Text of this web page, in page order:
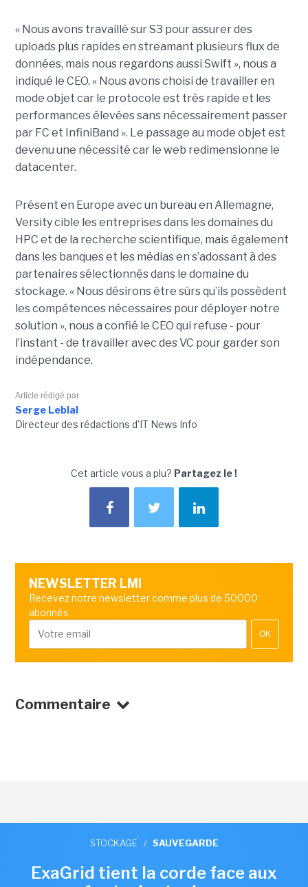
« Nous avons travaillé sur S3 pour assurer des
uploads plus rapides en streamant plusieurs flux de
données, mais nous regardons aussi Swift », nous a
indiqué le CEO. « Nous avons choisi de travailler en
mode objet car le protocole est très rapide et les
performances élevées sans nécessairement passer
par FC et InfiniBand ». Le passage au mode objet est
devenu une nécessité car le web redimensionne le
datacenter.
Présent en Europe avec un bureau en Allemagne,
Versity cible les entreprises dans les domaines du
HPC et de la recherche scientifique, mais également
dans les banques et les médias en s’adossant à des
partenaires sélectionnés dans le domaine du
stockage. « Nous désirons être sûrs qu’ils possèdent
les compétences nécessaires pour déployer notre
solution », nous a confié le CEO qui refuse - pour
l’instant - de travailler avec des VC pour garder son
indépendance.
Article rédigé par
Serge Leblal
Directeur des rédactions d'IT News Info
Cet article vous a plu? Partagez le !
NEWSLETTER LMI
Recevez notre newsletter comme plus de 50000
abonnés
OK
Commentaire
STOCKAGE / SAUVEGARDE
ExaGrid tient la corde face aux